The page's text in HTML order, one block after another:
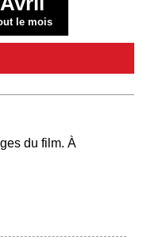
le mois
du film. À